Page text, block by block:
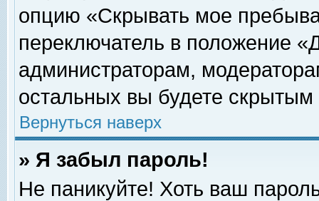
опцию «Скрывать мое
переключатель в положение
администраторам,
остальных вы будете скрытым
Вернуться наверх
» Я забыл пароль!
Не паникуйте! Хоть ваш